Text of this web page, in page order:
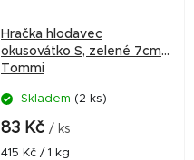
Hračka hlodavec
okusovátko S, zelené 7cm
Tommi
Skladem (2 ks)
83 Kč / ks
Měrná
415 Kč / 1 kg